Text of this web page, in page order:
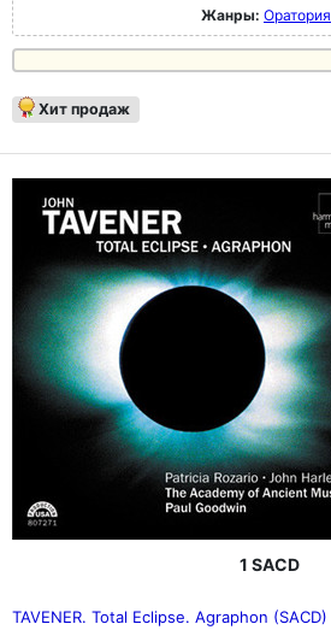
Жанры: Оратория
Хит продаж
1 SACD
TAVENER. Total Eclipse. Agraphon (SACD)